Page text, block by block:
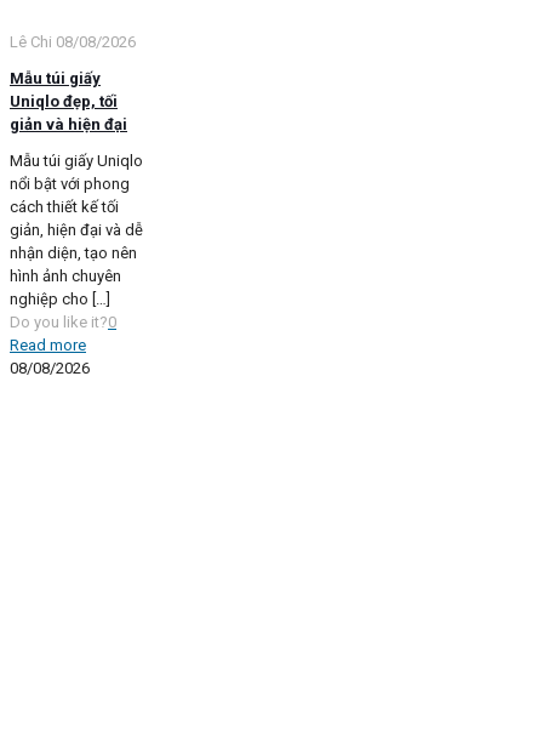
Lê Chi 08/08/2026
Mẫu túi giấy
Uniqlo đẹp, tối
giản và hiện đại
Mẫu túi giấy Uniqlo
nổi bật với phong
cách thiết kế tối
giản, hiện đại và dễ
nhận diện, tạo nên
hình ảnh chuyên
nghiệp cho […]
Do you like it?0
Read more
08/08/2026